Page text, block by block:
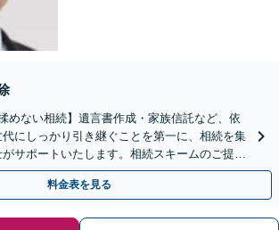
めない相続】遺言書作成・家族信託など、依
にしっかり引き継ぐことを第一に、相続を集
サポートいたします。相続スキームのご提案
持って対応させていただきます。
料金表を見る